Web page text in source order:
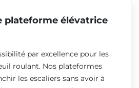
plateforme élévatrice
par excellence pour les
roulant. Nos plateformes
les escaliers sans avoir à